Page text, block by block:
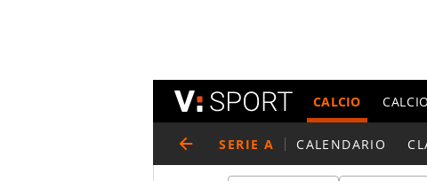
CALCIO
SERIE A CALENDARIO